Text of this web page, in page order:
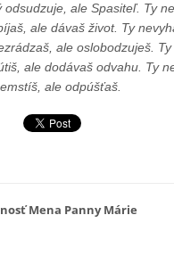
odsudzuje, ale Spasiteľ. Ty
ale dávaš život. Ty
ale oslobodzuješ.
ale dodávaš odvahu. Ty
ale odpúšťaš.
Mena Panny Márie